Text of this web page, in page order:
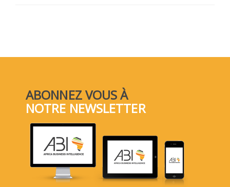
ABONNEZ VOUS À
NOTRE NEWSLETTER